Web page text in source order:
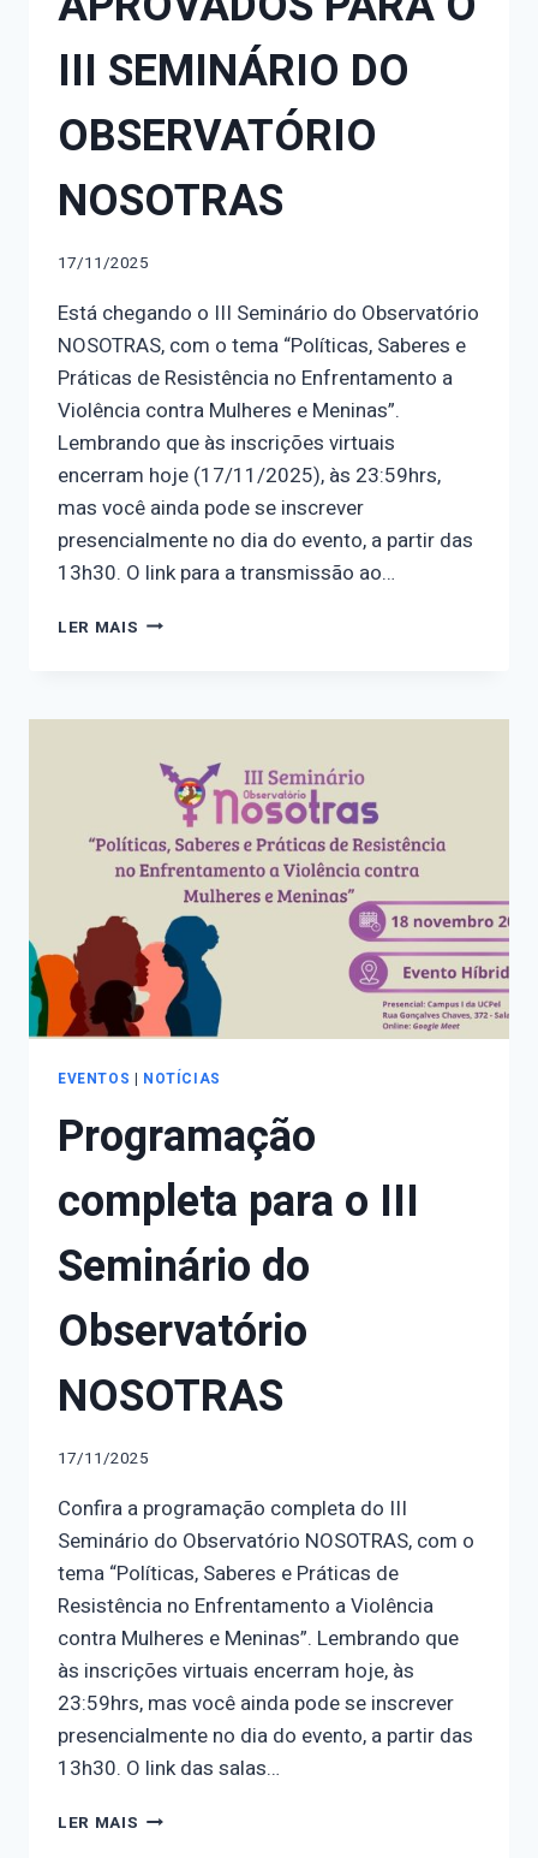
III SEMINÁRIO DO
OBSERVATÓRIO
NOSOTRAS
17/11/2025
Está chegando o III Seminário do Observatório
NOSOTRAS, com o tema “Políticas, Saberes e
Práticas de Resistência no Enfrentamento a
Violência contra Mulheres e Meninas”.
Lembrando que às inscrições virtuais
encerram hoje (17/11/2025), às 23:59hrs,
mas você ainda pode se inscrever
presencialmente no dia do evento, a partir das
13h30. O link para a transmissão ao…
LER MAIS TRABALHOS
III
DO
OBSERVATÓRIO
NOSOTRAS
EVENTOS NOTÍCIAS
Programação
completa para o III
Seminário do
Observatório
NOSOTRAS
17/11/2025
Confira a programação completa do III
Seminário do Observatório NOSOTRAS, com o
tema “Políticas, Saberes e Práticas de
Resistência no Enfrentamento a Violência
contra Mulheres e Meninas”. Lembrando que
às inscrições virtuais encerram hoje, às
23:59hrs, mas você ainda pode se inscrever
presencialmente no dia do evento, a partir das
13h30. O link das salas…
LER MAIS PROGRAMAÇÃO